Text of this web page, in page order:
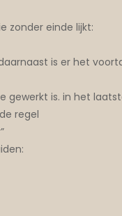
zonder einde lijkt:
is er het
is. in het
regel